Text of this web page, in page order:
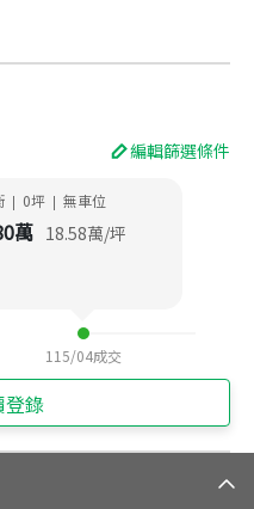
編輯篩選條件
| 0坪 | 無車位
萬 18.58萬/坪
115/04成交
登錄